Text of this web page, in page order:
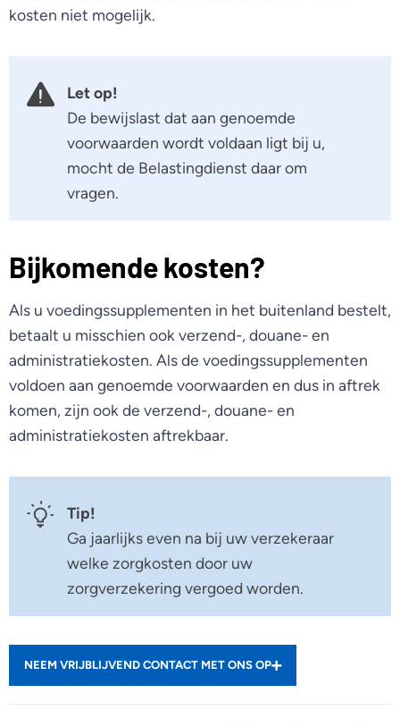
kosten niet mogelijk.
Let op!
De bewijslast dat aan genoemde
voorwaarden wordt voldaan ligt bij u,
mocht de Belastingdienst daar om
vragen.
Bijkomende kosten?
Als u voedingssupplementen in het buitenland bestelt,
betaalt u misschien ook verzend-, douane- en
administratiekosten. Als de voedingssupplementen
voldoen aan genoemde voorwaarden en dus in aftrek
komen, zijn ook de verzend-, douane- en
administratiekosten aftrekbaar.
Tip!
Ga jaarlijks even na bij uw verzekeraar
welke zorgkosten door uw
zorgverzekering vergoed worden.
NEEM VRIJBLIJVEND CONTACT MET ONS OP